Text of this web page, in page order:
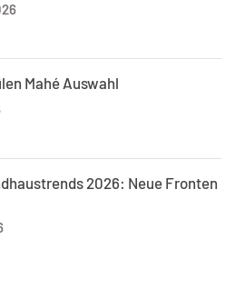
Mahé Auswahl
2026: Neue Fronten